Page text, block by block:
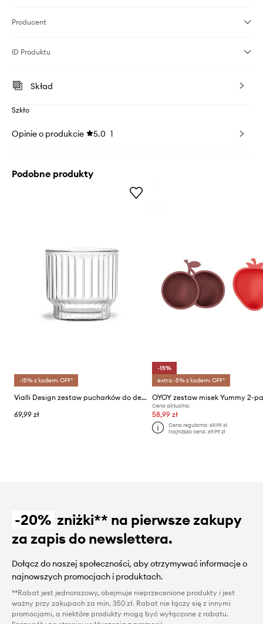
Producent
ID Produktu
Skład
Szkło
Opinie o produkcie 5.0 1
Podobne produkty
-15% z kodem: OFF*
Vialli Design zestaw pucharków do deserów (2-pack)
69,99 zł
-15%
extra -5% z kodem: OFF*
OYOY zestaw misek Yummy 2-
Cena aktualna:
58,99 zł
Cena regularna: 69,99 zł
Najniższa cena: 69,99 zł
-20% zniżki** na pierwsze zakupy
za zapis do newslettera.
Dołącz do naszej społeczności, aby otrzymywać informacje o
najnowszych promocjach i produktach.
**Rabat jest jednorazowy, obejmuje nieprzecenione produkty i jest
ważny przy zakupach za min. 350 zł. Rabat nie łączy się z innymi
promocjami, a niektóre produkty mogą być wyłączone z rabatu.